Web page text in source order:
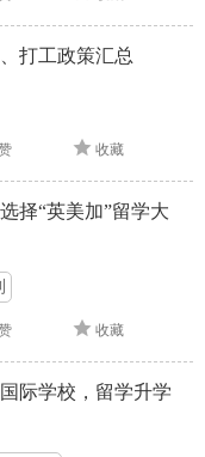
打工政策汇总
收藏
择“英美加”留学大
收藏
际学校，留学升学